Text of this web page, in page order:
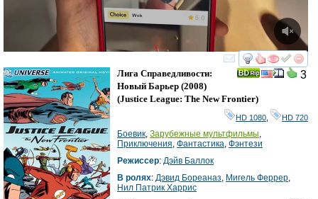
смотреть
3
Лига Справедливости:
Новый Барьер (2008)
(Justice League: The New Frontier)
HD 1080, HD 720
Боевик, Зарубежные мультфильмы,
Приключения, Фантастика, Фэнтези
Режиссер: Дэйв Баллок
В ролях: Дэвид Бореаназ, Мигель Феррер,
Нил Патрик Харрис